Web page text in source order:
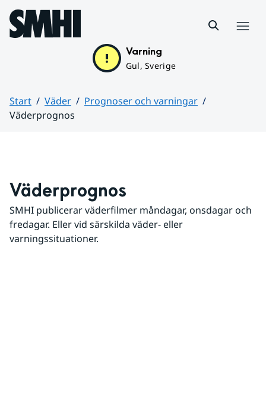
Hoppa till sidans innehåll
Varning
Gul, Sverige
Start Väder
Prognoser och varningar
Väderprognos
Väderprognos
SMHI publicerar väderfilmer måndagar, onsdagar och
fredagar. Eller vid särskilda väder- eller
varningssituationer.